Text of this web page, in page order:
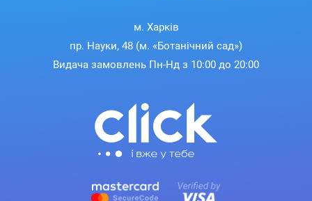
м. Харків
пр. Науки, 48 (м. «Ботанічний сад»)
Видача замовлень Пн-Нд з 10:00 до 20:00